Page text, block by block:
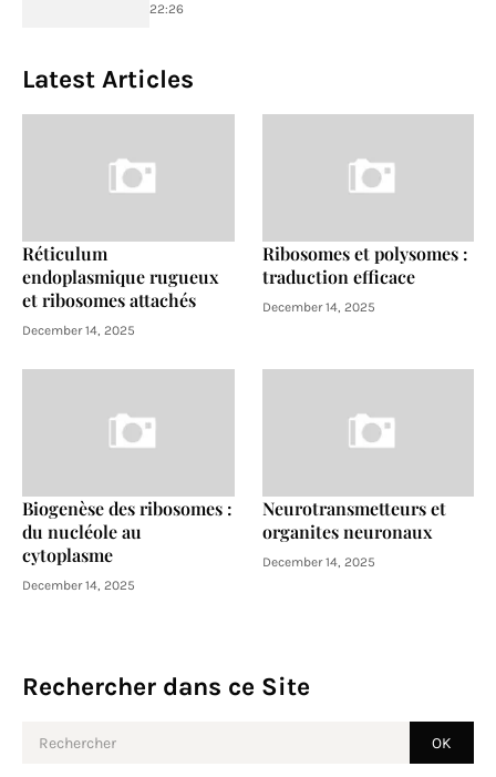
22:26
Latest Articles
Réticulum
endoplasmique rugueux
et ribosomes attachés
December 14, 2025
Ribosomes et polysomes :
traduction efficace
December 14, 2025
Biogenèse des ribosomes :
du nucléole au
cytoplasme
December 14, 2025
Neurotransmetteurs et
organites neuronaux
December 14, 2025
Rechercher dans ce Site